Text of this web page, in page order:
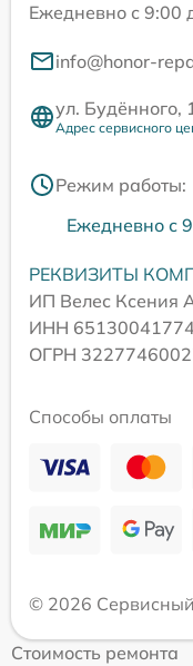
Ежедневно с 9:00
info@honor-
ул. Будённого,
Адрес сервисного
Режим работы:
Ежедневно с
РЕКВИЗИТЫ
ИП Велес Ксения
ИНН
ОГРН
Способы оплаты
© 2026
Стоимость ремонта